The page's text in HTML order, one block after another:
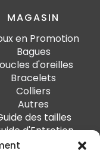
MAGASIN
en Promotion
Bagues
d'oreilles
Bracelets
Colliers
Autres
des tailles
d'Entretien